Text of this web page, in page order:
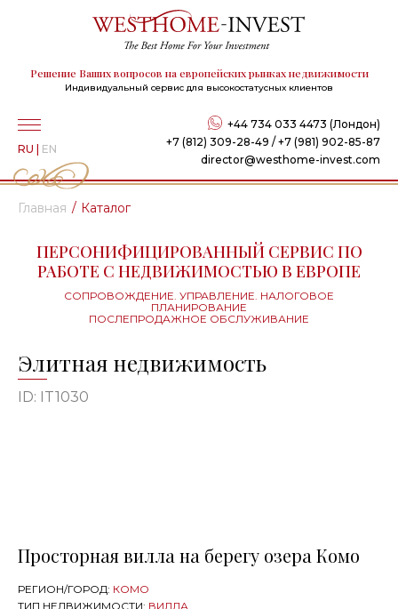
Решение Ваших вопросов на европейских рынках недвижимости
Индивидуальный сервис для высокостатусных клиентов
+44 734 033 4473 (Лондон)
+7 (812) 309-28-49 / +7 (981) 902-85-87
director@westhome-invest.com
RU | EN
Главная Каталог
ПЕРСОНИФИЦИРОВАННЫЙ СЕРВИС ПО
РАБОТЕ С НЕДВИЖИМОСТЬЮ В ЕВРОПЕ
СОПРОВОЖДЕНИЕ. УПРАВЛЕНИЕ. НАЛОГОВОЕ
ПЛАНИРОВАНИЕ
ПОСЛЕПРОДАЖНОЕ ОБСЛУЖИВАНИЕ
Элитная недвижимость
ID: IT1030
Просторная вилла на берегу озера Комо
РЕГИОН/ГОРОД: КОМО
ТИП НЕДВИЖИМОСТИ: ВИЛЛА